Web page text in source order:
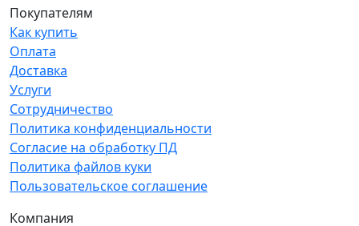
Покупателям
Как купить
Оплата
Доставка
Услуги
Сотрудничество
Политика конфиденциальности
Согласие на обработку ПД
Политика файлов куки
Пользовательское соглашение
Компания